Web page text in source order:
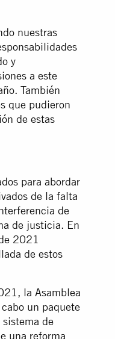
nuestras
y
a este
También
que pudieron
de estas
para abordar
de la falta
de
de justicia. En
2021
de estos
la Asamblea
un paquete
de
una reforma